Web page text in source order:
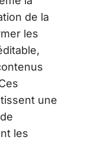
de la
les
une
les